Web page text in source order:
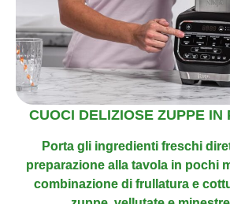
CUOCI DELIZIOSE ZUPPE IN
Porta gli ingredienti freschi
preparazione alla tavola in pochi
combinazione di frullatura e